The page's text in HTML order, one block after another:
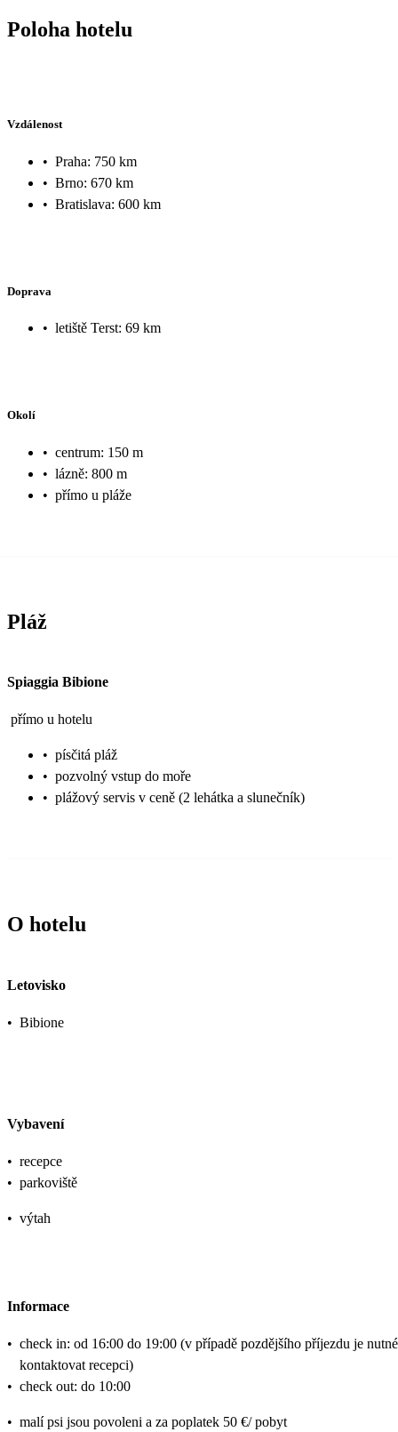
Poloha hotelu
Vzdálenost
• Praha: 750 km
• Brno: 670 km
• Bratislava: 600 km
Doprava
• letiště Terst: 69 km
Okolí
• centrum: 150 m
• lázně: 800 m
• přímo u pláže
Pláž
Spiaggia Bibione
přímo u hotelu
• písčitá pláž
• pozvolný vstup do moře
• plážový servis v ceně (2 lehátka a slunečník)
O hotelu
Letovisko
• Bibione
Vybavení
• recepce
• parkoviště
• výtah
Informace
• check in: od 16:00 do 19:00 (v případě pozdějšího příjezdu je nutné
kontaktovat recepci)
• check out: do 10:00
• malí psi jsou povoleni a za poplatek 50 €/ pobyt